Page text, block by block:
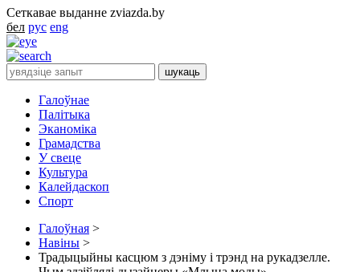
Сеткавае выданне zviazda.by
бел рус eng
Галоўнае
Палітыка
Эканоміка
Грамадства
У свеце
Культура
Калейдаскоп
Спорт
Галоўная >
Навіны >
Традыцыйны касцюм з дэніму і трэнд на рукадзелле.